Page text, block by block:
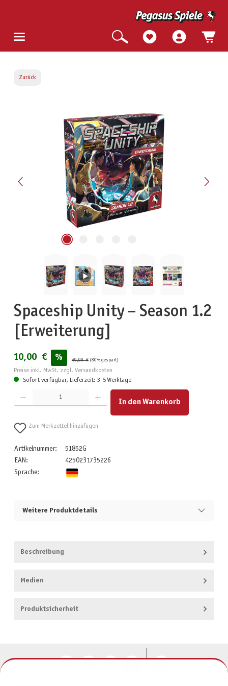
Zurück
Bildergalerie überspringen
Spaceship Unity – Season 1.2
[Erweiterung]
10,00 € % 49,99 € (80% gespart)
Preise inkl. MwSt. zzgl. Versandkosten
Sofort verfügbar, Lieferzeit: 3-5 Werktage
Produkt Anzahl: Gib den gewünschten Wert ein oder benutze die Schaltflächen um die Anzahl zu
In den Warenkorb
Zum Merkzettel hinzufügen
Artikelnummer:
51852G
EAN:
4250231735226
Sprache:
Weitere Produktdetails
Beschreibung
Medien
Produktsicherheit